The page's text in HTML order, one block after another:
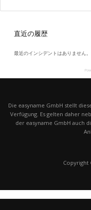
直近の履歴
最近のインシデントはありません。
Die easyname GmbH stellt
Verfügung. Es gelten daher
der easyname GmbH auch
Copyright